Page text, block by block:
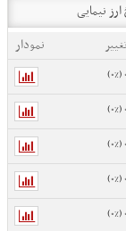
نیمایی
تغییر
نمودار
0 (0%)
0 (0%)
0 (0%)
0 (0%)
0 (0%)